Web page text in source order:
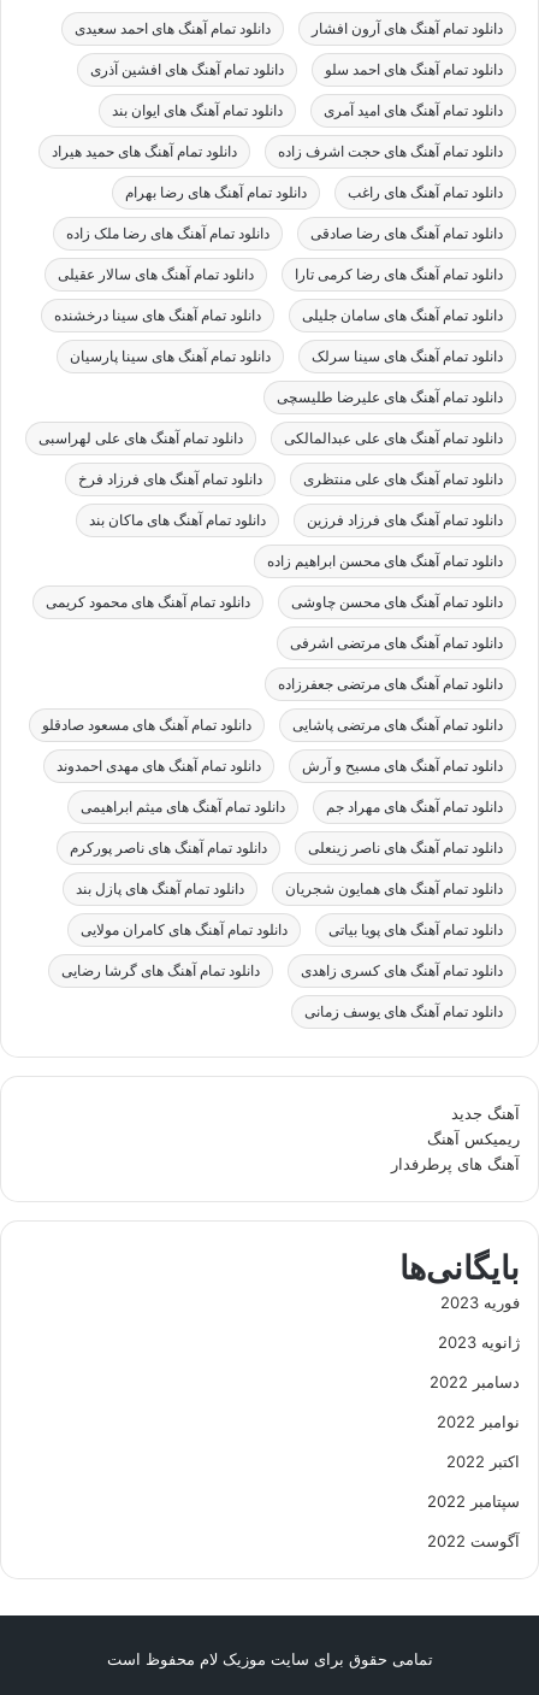
دانلود تمام آهنگ های آرون افشار دانلود تمام آهنگ های احمد سعیدی
دانلود تمام آهنگ های احمد سلو دانلود تمام آهنگ های افشین آذری
دانلود تمام آهنگ های امید آمری دانلود تمام آهنگ های ایوان بند
دانلود تمام آهنگ های حجت اشرف زاده دانلود تمام آهنگ های حمید هیراد
دانلود تمام آهنگ های راغب دانلود تمام آهنگ های رضا بهرام
دانلود تمام آهنگ های رضا صادقی دانلود تمام آهنگ های رضا ملک زاده
دانلود تمام آهنگ های رضا کرمی تارا دانلود تمام آهنگ های سالار عقیلی
دانلود تمام آهنگ های سامان جلیلی دانلود تمام آهنگ های سینا درخشنده
دانلود تمام آهنگ های سینا سرلک دانلود تمام آهنگ های سینا پارسیان
دانلود تمام آهنگ های علیرضا طلیسچی
دانلود تمام آهنگ های علی عبدالمالکی دانلود تمام آهنگ های علی لهراسبی
دانلود تمام آهنگ های علی منتظری دانلود تمام آهنگ های فرزاد فرخ
دانلود تمام آهنگ های فرزاد فرزین دانلود تمام آهنگ های ماکان بند
دانلود تمام آهنگ های محسن ابراهیم زاده
دانلود تمام آهنگ های محسن چاوشی دانلود تمام آهنگ های محمود کریمی
دانلود تمام آهنگ های مرتضی اشرفی
دانلود تمام آهنگ های مرتضی جعفرزاده
دانلود تمام آهنگ های مرتضی پاشایی دانلود تمام آهنگ های مسعود صادقلو
دانلود تمام آهنگ های مسیح و آرش دانلود تمام آهنگ های مهدی احمدوند
دانلود تمام آهنگ های مهراد جم دانلود تمام آهنگ های میثم ابراهیمی
دانلود تمام آهنگ های ناصر زینعلی دانلود تمام آهنگ های ناصر پورکرم
دانلود تمام آهنگ های همایون شجریان دانلود تمام آهنگ های پازل بند
دانلود تمام آهنگ های پویا بیاتی دانلود تمام آهنگ های کامران مولایی
دانلود تمام آهنگ های کسری زاهدی دانلود تمام آهنگ های گرشا رضایی
دانلود تمام آهنگ های یوسف زمانی
آهنگ جدید
ریمیکس آهنگ
آهنگ های پرطرفدار
بایگانی‌ها
فوریه 2023
ژانویه 2023
دسامبر 2022
نوامبر 2022
اکتبر 2022
سپتامبر 2022
آگوست 2022
تمامی حقوق برای سایت موزیک لام محفوظ است